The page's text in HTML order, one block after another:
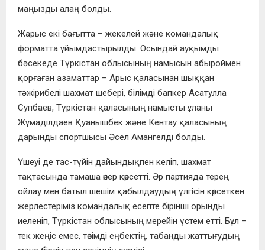
маңызды алаң болды.
Жарыс екі бағытта – жекелей және командалық
форматта ұйымдастырылды. Осындай ауқымды
бәсекеде Түркістан облысының намысын абыроймен
қорғаған азаматтар – Арыс қаласынан шыққан
тәжірибелі шахмат шебері, білімді бапкер Асатулла
Супбаев, Түркістан қаласының намысты ұланы
Жұмаділдаев Қуанышбек және Кентау қаласының
дарынды спортшысы Әсел Амангелді болды.
Үшеуі де тас-түйін дайындықпен келіп, шахмат
тақтасында тамаша өнер көрсетті. Әр партияда терең
ойлау мен батыл шешім қабылдаудың үлгісін көрсеткен
жерлестеріміз командалық есепте бірінші орынды
иеленіп, Түркістан облысының мерейін үстем етті. Бұл –
тек жеңіс емес, төзімді еңбектің, табанды жаттығудың